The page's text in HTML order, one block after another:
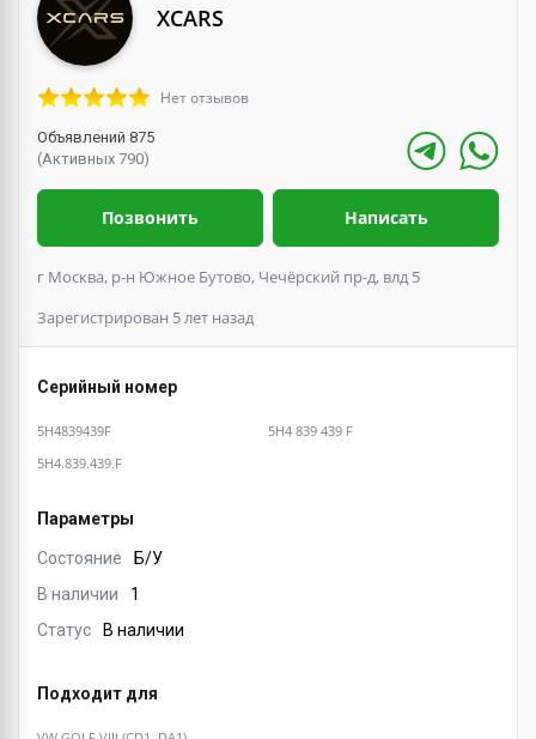
XCARS
Нет отзывов
Объявлений 875
(Активных 790)
Позвонить Написать
г Москва, р-н Южное Бутово, Чечёрский пр-д, влд 5
Зарегистрирован 5 лет назад
Серийный номер
5H4839439F
5H4 839 439 F
5H4.839.439.F
Параметры
Состояние
Б/У
В наличии
1
Статус
В наличии
Подходит для